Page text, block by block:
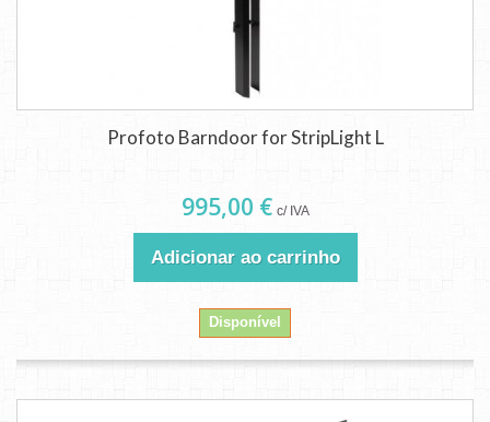
Profoto Barndoor for StripLight L
995,00 € c/ IVA
Adicionar ao carrinho
Disponível